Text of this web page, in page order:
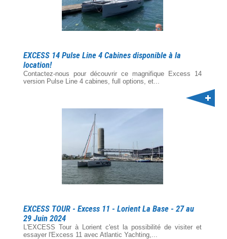
EXCESS 14 Pulse Line 4 Cabines disponible à la
location!
Contactez-nous pour découvrir ce magnifique Excess 14
version Pulse Line 4 cabines, full options, et...
EXCESS TOUR - Excess 11 - Lorient La Base - 27 au
29 Juin 2024
L'EXCESS Tour à Lorient c'est la possibilité de visiter et
essayer l'Excess 11 avec Atlantic Yachting,...